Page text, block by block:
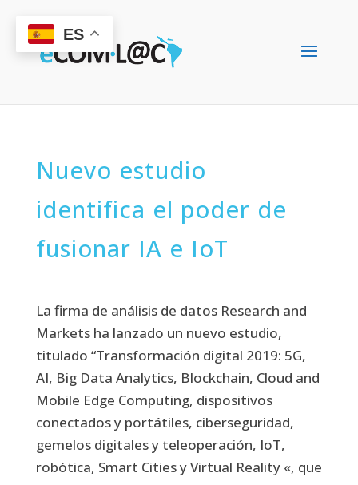
Nuevo estudio
identifica el poder de
fusionar IA e IoT
La firma de análisis de datos Research and
Markets ha lanzado un nuevo estudio,
titulado “Transformación digital 2019: 5G,
AI, Big Data Analytics, Blockchain, Cloud and
Mobile Edge Computing, dispositivos
conectados y portátiles, ciberseguridad,
gemelos digitales y teleoperación, IoT,
robótica, Smart Cities y Virtual Reality «, que
ES